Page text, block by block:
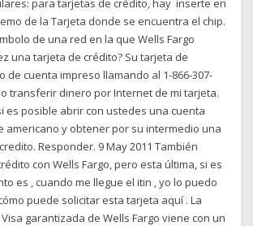
para tarjetas de crédito, hay inserte en
de la Tarjeta donde se encuentra el chip.
de una red en la que Wells Fargo
una tarjeta de crédito? Su tarjeta de
de cuenta impreso llamando al 1-866-307-
transferir dinero por Internet de mi tarjeta.
es posible abrir con ustedes una cuenta
americano y obtener por su intermedio una
Responder. 9 May 2011 También
con Wells Fargo, pero esta última, si es
es , cuando me llegue el itin , yo lo puedo
puede solicitar esta tarjeta aquí . La
garantizada de Wells Fargo viene con un